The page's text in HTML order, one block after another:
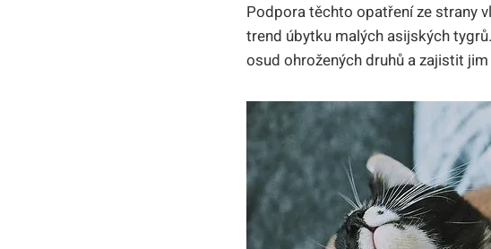
Podpora těchto opatření⁤ ze strany
trend ​úbytku malých asijských
osud ohrožených⁣ druhů a​ zajistit